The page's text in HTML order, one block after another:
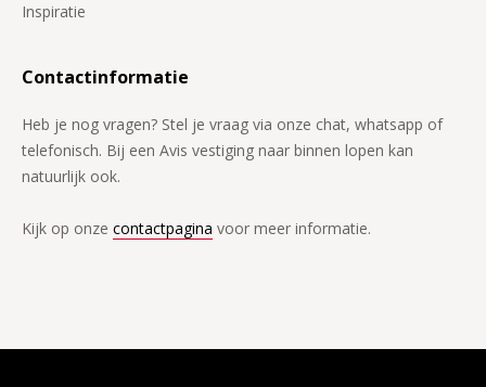
Inspiratie
Contactinformatie
Heb je nog vragen? Stel je vraag via onze chat, whatsapp of
telefonisch. Bij een Avis vestiging naar binnen lopen kan
natuurlijk ook.
Kijk op onze contactpagina voor meer informatie.